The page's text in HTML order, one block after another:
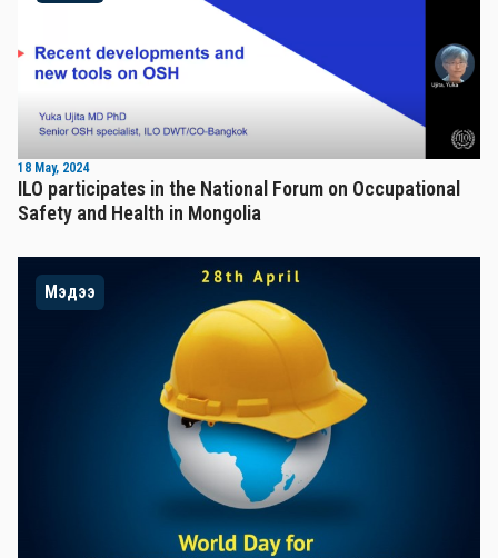
18 May, 2024
ILO participates in the National Forum on Occupational
Safety and Health in Mongolia
Мэдээ